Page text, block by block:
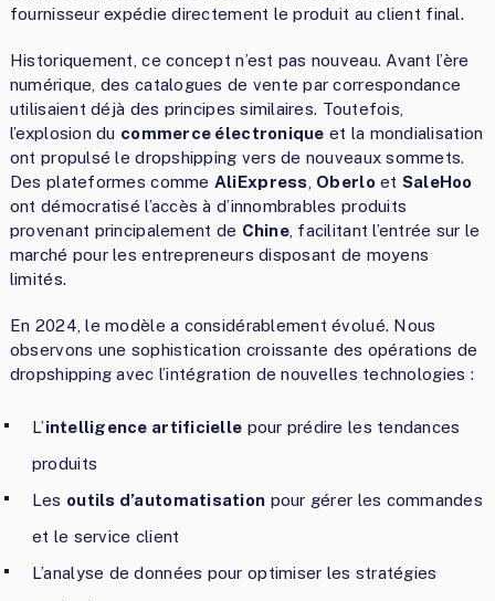
fournisseur expédie directement le produit au client final.
Historiquement, ce concept n’est pas nouveau. Avant l’ère
numérique, des catalogues de vente par correspondance
utilisaient déjà des principes similaires. Toutefois,
l’explosion du commerce électronique et la mondialisation
ont propulsé le dropshipping vers de nouveaux sommets.
Des plateformes comme AliExpress Oberlo et SaleHoo
ont démocratisé l’accès à d’innombrables produits
provenant principalement de Chine, facilitant l’entrée sur le
marché pour les entrepreneurs disposant de moyens
limités.
En 2024, le modèle a considérablement évolué. Nous
observons une sophistication croissante des opérations de
dropshipping avec l’intégration de nouvelles technologies :
L’intelligence artificielle pour prédire les tendances
produits
Les outils d’automatisation pour gérer les commandes
et le service client
L’analyse de données pour optimiser les stratégies